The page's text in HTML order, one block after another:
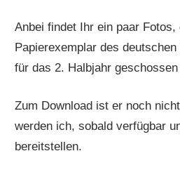
Anbei findet Ihr ein paar
Papierexemplar des
für das 2. Halbjahr geschossen
Zum Download ist er noch
werden ich, sobald verfügbar
bereitstellen.